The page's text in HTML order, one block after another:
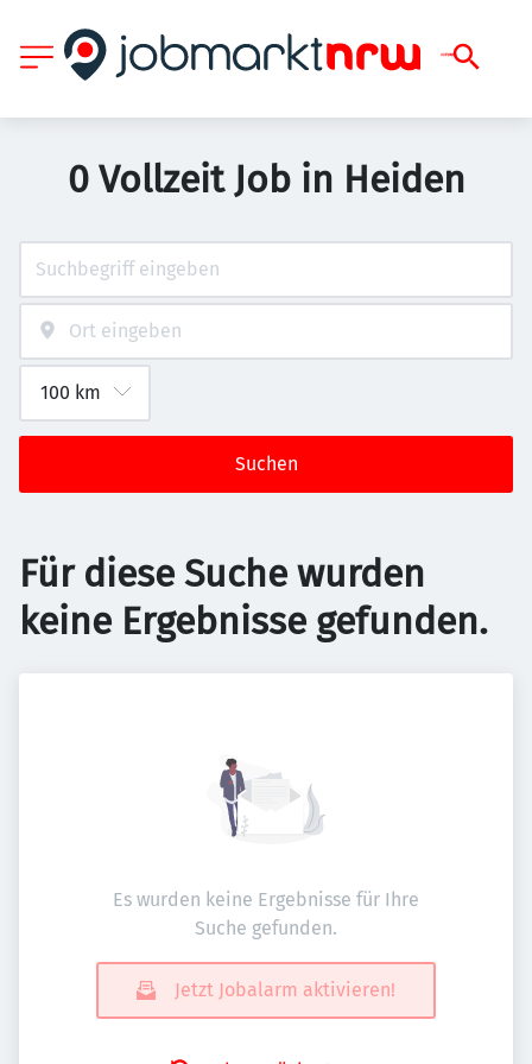
0 Vollzeit Job in Heiden
Suchen
Für diese Suche wurden
keine Ergebnisse gefunden.
Es wurden keine Ergebnisse für Ihre
Suche gefunden.
Jetzt Jobalarm aktivieren!